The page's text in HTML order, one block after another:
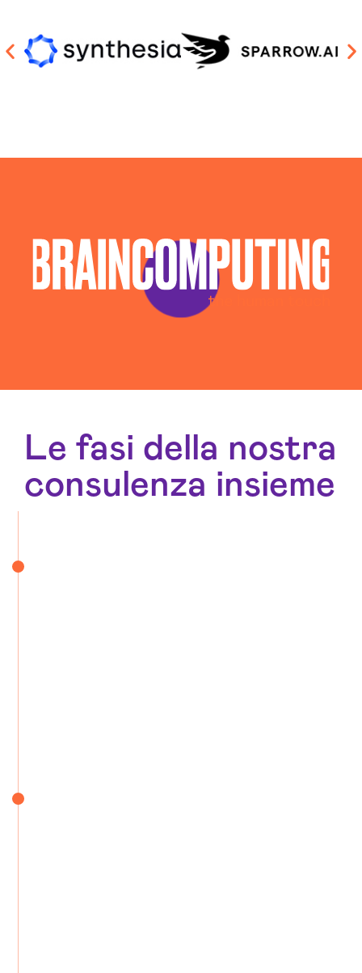
Llm La-spezia
Piattaforma Ai La-spezia
Le fasi della nostra
consulenza insieme